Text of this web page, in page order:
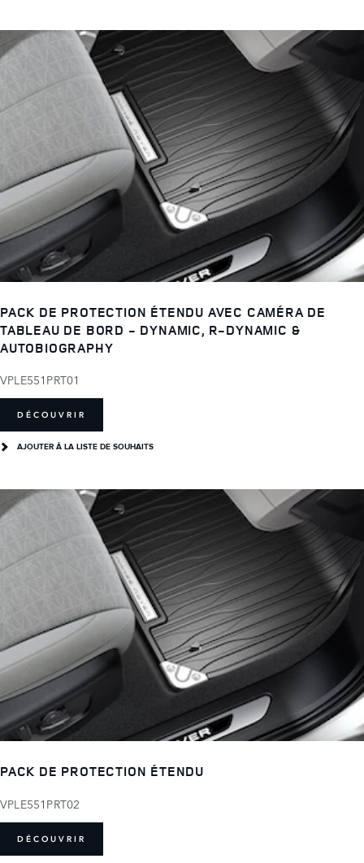
PACK DE PROTECTION ÉTENDU AVEC CAMÉRA DE
TABLEAU DE BORD - DYNAMIC, R-DYNAMIC &
AUTOBIOGRAPHY
VPLE551PRT01
DÉCOUVRIR
AJOUTER Â LA LISTE DE SOUHAITS
PACK DE PROTECTION ÉTENDU
VPLE551PRT02
DÉCOUVRIR